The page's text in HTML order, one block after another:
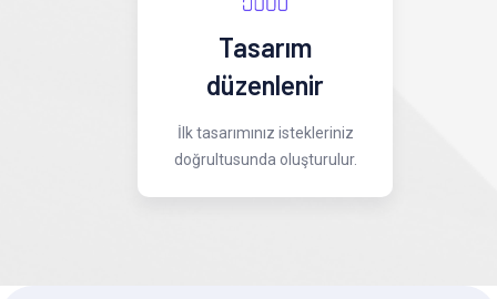
Tasarım
düzenlenir
İlk tasarımınız istekleriniz
doğrultusunda oluşturulur.